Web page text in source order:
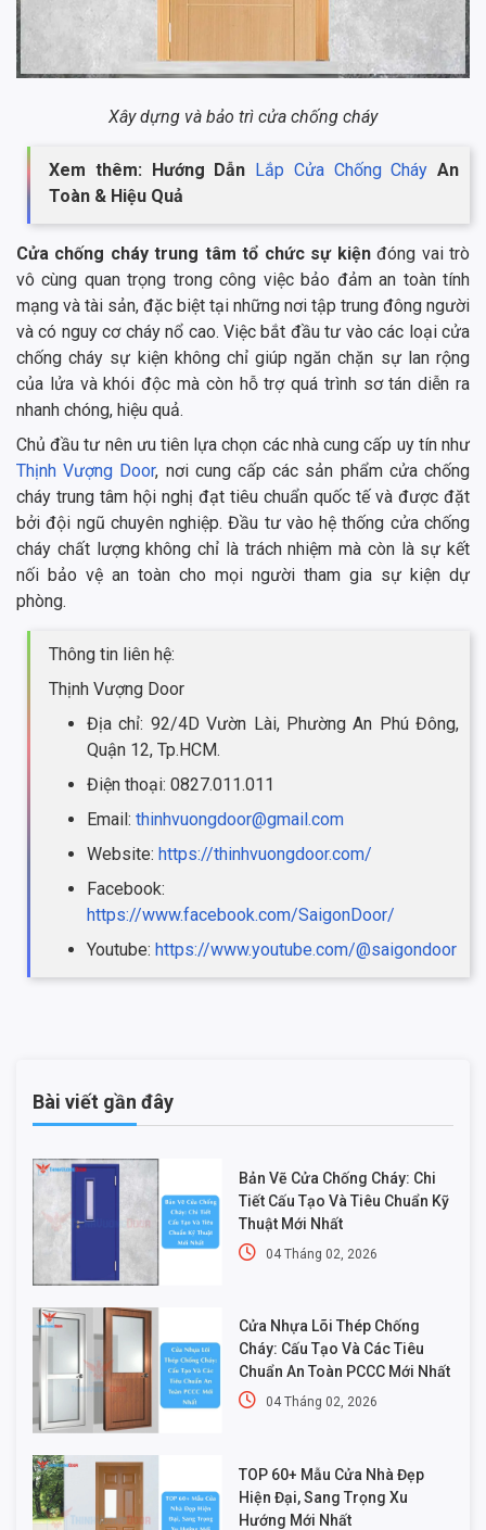
Xây dựng và bảo trì cửa chống cháy
Xem thêm: Hướng Dẫn Lắp Cửa Chống Cháy An
Toàn & Hiệu Quả
Cửa chống cháy trung tâm tổ chức sự kiệnđóng vai trò
vô cùng quan trọng trong công việc bảo đảm an toàn tính
mạng và tài sản, đặc biệt tại những nơi tập trung đông người
và có nguy cơ cháy nổ cao. Việc bắt đầu tư vào các loại cửa
chống cháy sự kiện không chỉ giúp ngăn chặn sự lan rộng
của lửa và khói độc mà còn hỗ trợ quá trình sơ tán diễn ra
nhanh chóng, hiệu quả.
Chủ đầu tư nên ưu tiên lựa chọn các nhà cung cấp uy tín như
Thịnh Vượng Door, nơi cung cấp các sản phẩm cửa chống
cháy trung tâm hội nghị đạt tiêu chuẩn quốc tế và được đặt
bởi đội ngũ chuyên nghiệp. Đầu tư vào hệ thống cửa chống
cháy chất lượng không chỉ là trách nhiệm mà còn là sự kết
nối bảo vệ an toàn cho mọi người tham gia sự kiện dự
phòng.
Thông tin liên hệ:
Thịnh Vượng Door
Địa chỉ: 92/4D Vườn Lài, Phường An Phú Đông,
Quận 12, Tp.HCM.
Điện thoại: 0827.011.011
Email: thinhvuongdoor@gmail.com
Website: https://thinhvuongdoor.com/
Facebook:
https://www.facebook.com/SaigonDoor/
Youtube: https://www.youtube.com/@saigondoor
Bài viết gần đây
Bản Vẽ Cửa Chống Cháy: Chi
Tiết Cấu Tạo Và Tiêu Chuẩn Kỹ
Thuật Mới Nhất
04 Tháng 02, 2026
Cửa Nhựa Lõi Thép Chống
Cháy: Cấu Tạo Và Các Tiêu
Chuẩn An Toàn PCCC Mới Nhất
04 Tháng 02, 2026
TOP 60+ Mẫu Cửa Nhà Đẹp
Hiện Đại, Sang Trọng Xu
Hướng Mới Nhất